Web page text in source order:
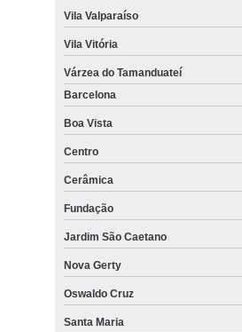
Vila Valparaíso
Vila Vitória
Várzea do Tamanduateí
Barcelona
Boa Vista
Centro
Cerâmica
Fundação
Jardim São Caetano
Nova Gerty
Oswaldo Cruz
Santa Maria